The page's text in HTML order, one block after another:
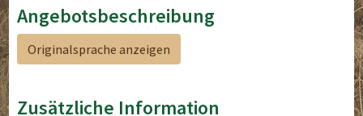
Angebotsbeschreibung
Originalsprache anzeigen
Zusätzliche Information